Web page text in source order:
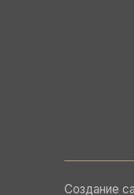
Создание